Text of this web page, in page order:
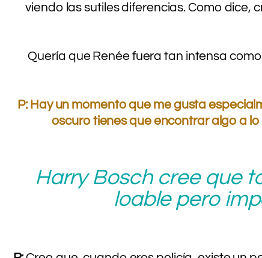
viendo las sutiles diferencias. Como dice,
Quería que Renée fuera tan intensa
P: Hay un momento que me gusta
oscuro tienes que encontrar algo a
Harry Bosch cree que
loable pero